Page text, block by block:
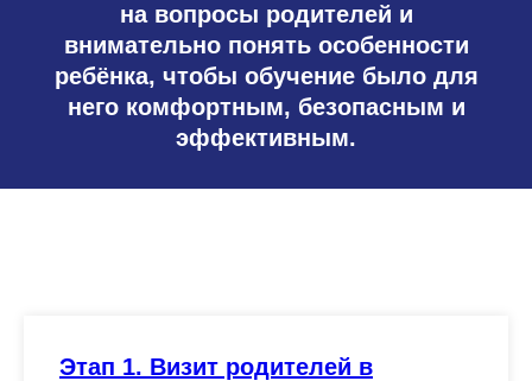
на вопросы родителей и
внимательно понять особенности
ребёнка, чтобы обучение было для
него комфортным, безопасным и
эффективным.
Этап 1. Визит родителей в